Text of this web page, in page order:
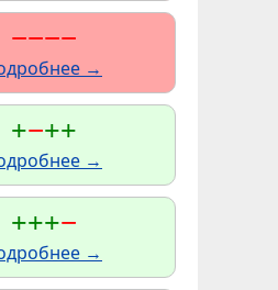
−−−−
→
+−++
→
+++−
→